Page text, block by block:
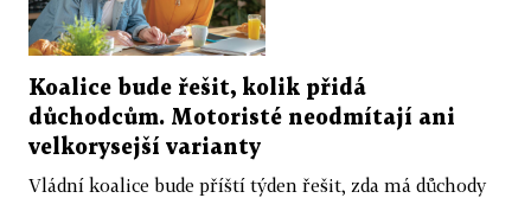
Koalice bude řešit, kolik přidá
důchodcům. Motoristé neodmítají ani
velkorysejší varianty
Vládní koalice bude příští týden řešit, zda má důchody